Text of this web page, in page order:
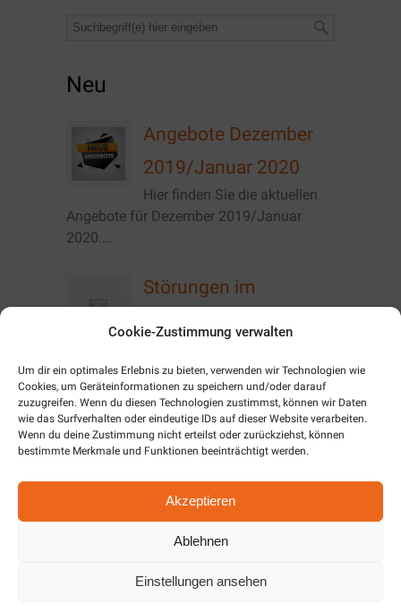
Cookie-Zustimmung verwalten
Um dir ein optimales Erlebnis zu bieten, verwenden wir Technologien wie
Cookies, um Geräteinformationen zu speichern und/oder darauf
zuzugreifen. Wenn du diesen Technologien zustimmst, können wir Daten
wie das Surfverhalten oder eindeutige IDs auf dieser Website verarbeiten.
Wenn du deine Zustimmung nicht erteilst oder zurückziehst, können
bestimmte Merkmale und Funktionen beeinträchtigt werden.
Akzeptieren
Ablehnen
Einstellungen ansehen
Neu
Angebote Dezember
2019/Januar 2020
Hier finden Sie die aktuellen
Angebote für Dezember 2019/Januar
2020....
Störungen im
Stadtgebiet von Zeulenroda zu Störungen
der Telefonie im Vodafone...
Angebote
2019
Hier finden Sie die aktuellen Angebote für